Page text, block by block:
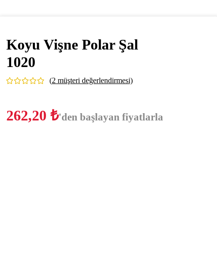
Koyu Vişne Polar Şal
1020
(2 müşteri değerlendirmesi)
262,20 ₺'den başlayan fiyatlarla